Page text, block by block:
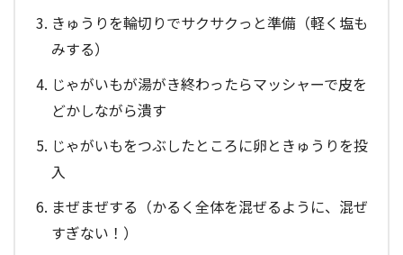
きゅうりを輪切りでサクサクっと準備（軽く塩も
みする）
じゃがいもが湯がき終わったらマッシャーで皮を
どかしながら潰す
じゃがいもをつぶしたところに卵ときゅうりを投
入
まぜまぜする（かるく全体を混ぜるように、混ぜ
すぎない！）